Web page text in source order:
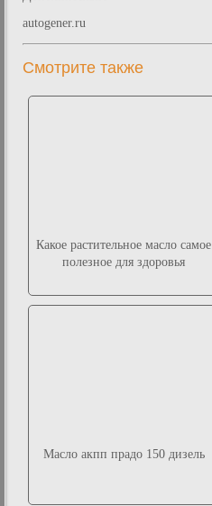
autogener.ru
Смотрите также
Какое растительное масло самое
полезное для здоровья
Масло акпп прадо 150 дизель